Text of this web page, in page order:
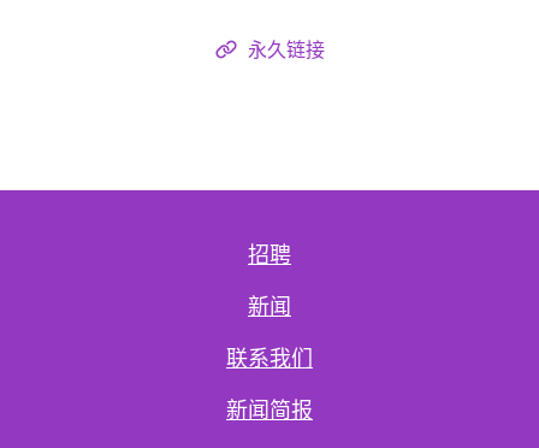
永久链接
招聘
新闻
联系我们
新闻简报